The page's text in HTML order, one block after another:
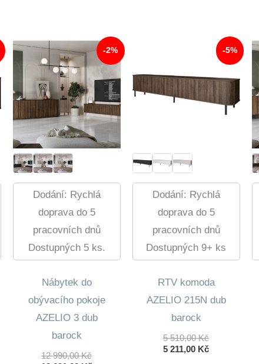
-2%
Dodání: Rychlá
doprava do 5
pracovních dnů
Dostupných 5 ks.
Nábytek do
obývacího pokoje
AZELIO 3 dub
barock
12 990,00KčPůvodní
-5%
Dodání: Rychlá
doprava do 5
pracovních dnů
Dostupných 9+ ks
RTV komoda
AZELIO 215N dub
barock
5 510,00KčPůvodní
Cena
5 211,00 KčAktuální